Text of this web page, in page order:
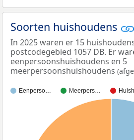
Soorten huishoudens
In 2025 waren er 15
postcodegebied 1057 DB. Er
eenpersoonshuishoudens en 5
meerpersoonshuishoudens
Eenperso… Meerpers…